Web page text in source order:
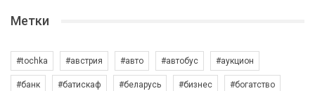
Метки
#tochka #австрия #авто #автобус #аукцион
#банк #батискаф #беларусь #бизнес #богатство